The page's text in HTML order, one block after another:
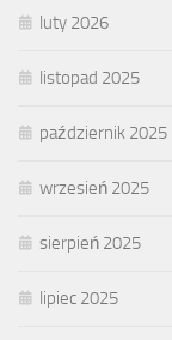
luty 2026
listopad 2025
październik 2025
wrzesień 2025
sierpień 2025
lipiec 2025